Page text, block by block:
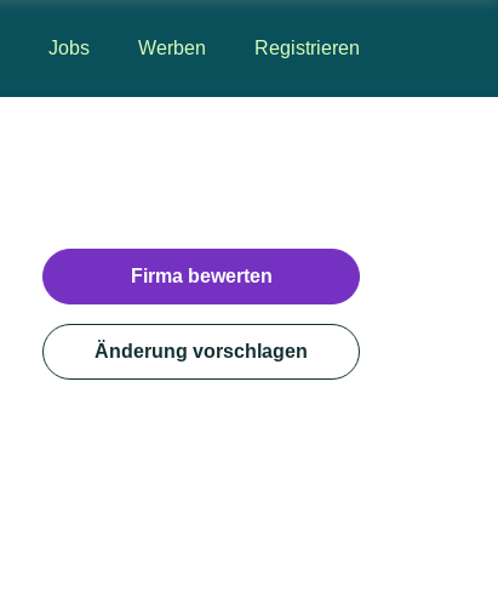
Jobs Werben Registrieren
Firma bewerten
Änderung vorschlagen